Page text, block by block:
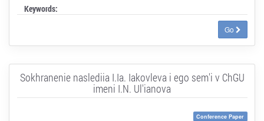
Keywords:
Go
Sokhranenie naslediia I.Ia. Iakovleva i ego sem'i v ChGU
imeni I.N. Ul'ianova
Conference Paper